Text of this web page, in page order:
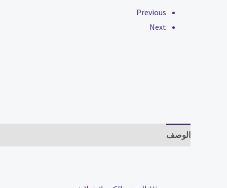
Previous
Next
الوصف